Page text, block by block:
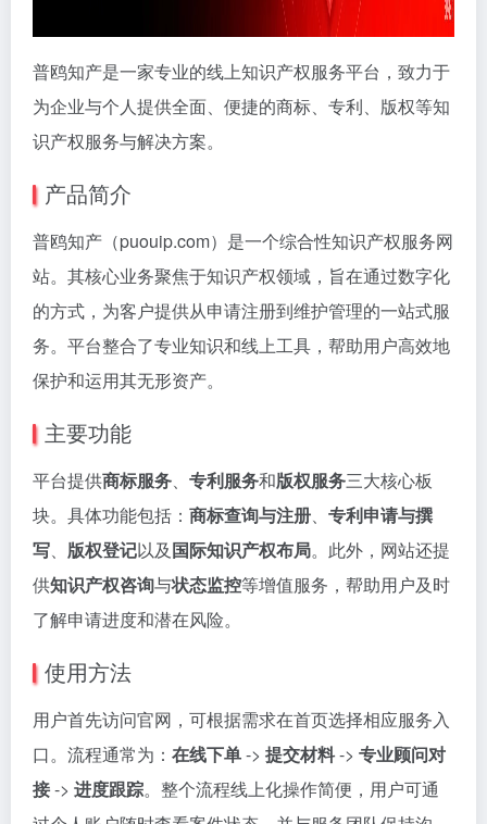
普鸥知产是一家专业的线上知识产权服务平台，致力于
为企业与个人提供全面、便捷的商标、专利、版权等知
识产权服务与解决方案。
产品简介
普鸥知产（puouip.com）是一个综合性知识产权服务网
站。其核心业务聚焦于知识产权领域，旨在通过数字化
的方式，为客户提供从申请注册到维护管理的一站式服
务。平台整合了专业知识和线上工具，帮助用户高效地
保护和运用其无形资产。
主要功能
平台提供商标服务、 专利服务和版权服务三大核心板
块。具体功能包括： 商标查询与注册、 专利申请与撰
写、 版权登记以及国际知识产权布局。此外，网站还提
供知识产权咨询与状态监控等增值服务，帮助用户及时
了解申请进度和潜在风险。
使用方法
用户首先访问官网，可根据需求在首页选择相应服务入
口。流程通常为： 在线下单-> 提交材料-> 专业顾问对
接-> 进度跟踪。整个流程线上化操作简便，用户可通